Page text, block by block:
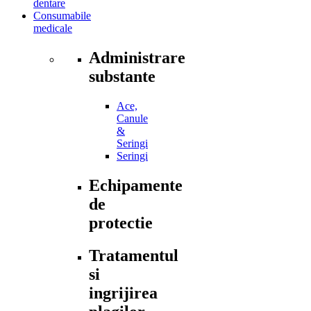
dentare
Consumabile
medicale
Administrare
substante
Ace,
Canule
&
Seringi
Seringi
Echipamente
de
protectie
Tratamentul
si
ingrijirea